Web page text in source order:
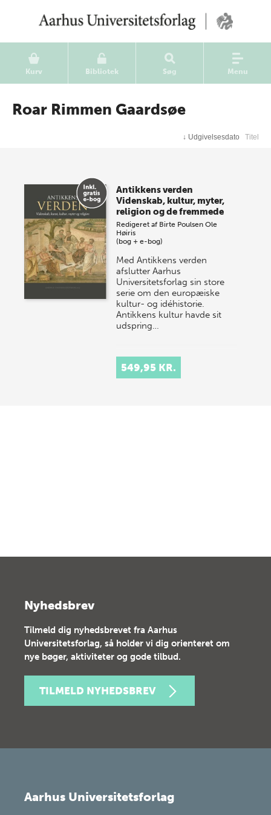
Kurv Bibliotek Søg Menu
Roar Rimmen Gaardsøe
↓ Udgivelsesdato Titel
Antikkens verden
Videnskab, kultur, myter,
religion og de fremmede
Redigeret af Birte Poulsen Ole
Høiris
(bog + e-bog)
Med Antikkens verden
afslutter Aarhus
Universitetsforlag sin store
serie om den europæiske
kultur- og idéhistorie.
Antikkens kultur havde sit
udspring…
549,95 KR.
Nyhedsbrev
Tilmeld dig nyhedsbrevet fra Aarhus
Universitetsforlag, så holder vi dig orienteret om
nye bøger, aktiviteter og gode tilbud.
TILMELD NYHEDSBREV
Aarhus Universitetsforlag